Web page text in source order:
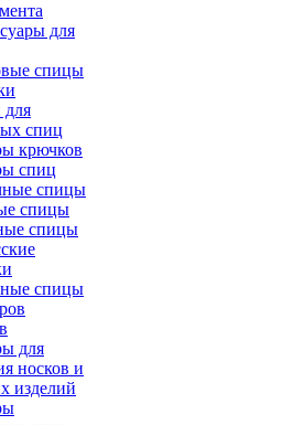
для
спицы
для
спиц
крючков
спиц
спицы
спицы
спицы
спицы
для
носков и
изделий